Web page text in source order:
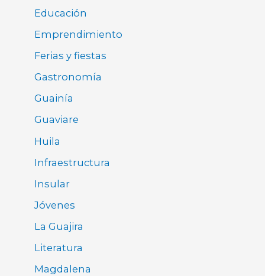
Educación
Emprendimiento
Ferias y fiestas
Gastronomía
Guainía
Guaviare
Huila
Infraestructura
Insular
Jóvenes
La Guajira
Literatura
Magdalena